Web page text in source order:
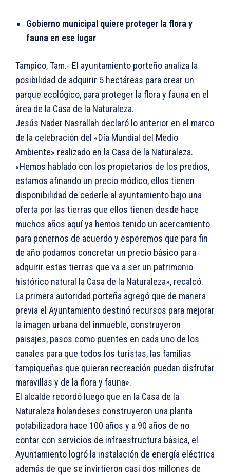
Gobierno municipal quiere proteger la flora y
fauna en ese lugar
Tampico, Tam.- El ayuntamiento porteño analiza la
posibilidad de adquirir 5 hectáreas para crear un
parque ecológico, para proteger la flora y fauna en el
área de la Casa de la Naturaleza.
Jesús Nader Nasrallah declaró lo anterior en el marco
de la celebración del «Día Mundial del Medio
Ambiente» realizado en la Casa de la Naturaleza.
«Hemos hablado con los propietarios de los predios,
estamos afinando un precio módico, ellos tienen
disponibilidad de cederle al ayuntamiento bajo una
oferta por las tierras que ellos tienen desde hace
muchos años aquí ya hemos tenido un acercamiento
para ponernos de acuerdo y esperemos que para fin
de año podamos concretar un precio básico para
adquirir estas tierras que va a ser un patrimonio
histórico natural la Casa de la Naturaleza», recalcó.
La primera autoridad porteña agregó que de manera
previa el Ayuntamiento destinó recursos para mejorar
la imagen urbana del inmueble, construyeron
paisajes, pasos como puentes en cada uno de los
canales para que todos los turistas, las familias
tampiqueñas que quieran recreación puedan disfrutar
maravillas y de la flora y fauna».
El alcalde recordó luego que en la Casa de la
Naturaleza holandeses construyeron una planta
potabilizadora hace 100 años y a 90 años de no
contar con servicios de infraestructura básica, el
Ayuntamiento logró la instalación de energía eléctrica
además de que se invirtieron casi dos millones de